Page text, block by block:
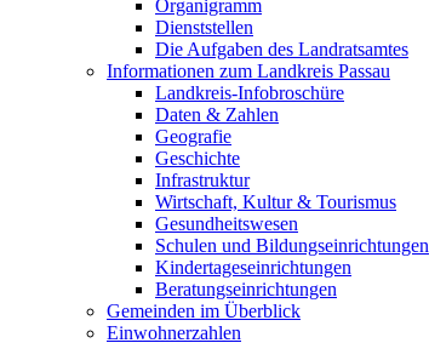
Organigramm
Dienststellen
Die Aufgaben des Landratsamtes
Informationen zum Landkreis Passau
Landkreis-Infobroschüre
Daten & Zahlen
Geografie
Geschichte
Infrastruktur
Wirtschaft, Kultur & Tourismus
Gesundheitswesen
Schulen und Bildungseinrichtungen
Kindertageseinrichtungen
Beratungseinrichtungen
Gemeinden im Überblick
Einwohnerzahlen